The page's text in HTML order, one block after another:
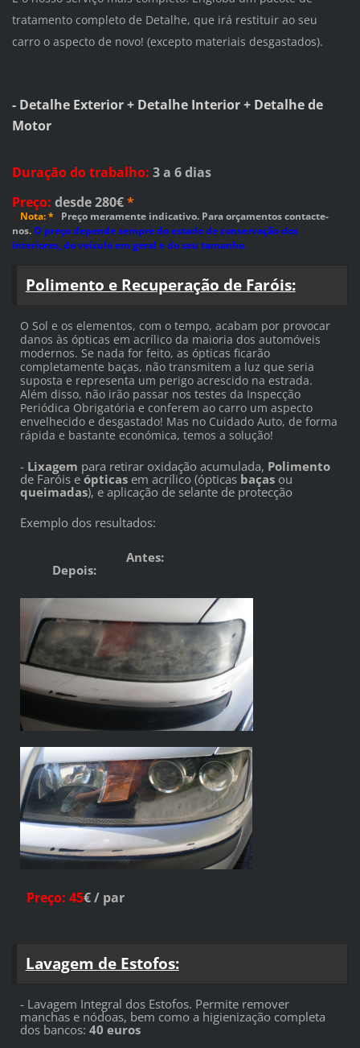
tratamento completo de Detalhe, que irá restituir ao seu
carro o aspecto de novo! (excepto materiais desgastados).
- Detalhe Exterior + Detalhe Interior + Detalhe de
Motor
Duração do trabalho: 3 a 6 dias
Preço: desde 280€*
Nota: *
Preço meramente indicativo. Para orçamentos contacte-
nos.O preço depende sempre do estado de conservação dos
interiores, do veículo em geral e do seu tamanho.
Polimento e Recuperação de Faróis:
O Sol e os elementos, com o tempo, acabam por provocar
danos às ópticas em acrílico da maioria dos automóveis
modernos. Se nada for feito, as ópticas ficarão
completamente baças, não transmitem a luz que seria
suposta e representa um perigo acrescido na estrada.
Além disso, não irão passar nos testes da Inspecção
Periódica Obrigatória e conferem ao carro um aspecto
envelhecido e desgastado! Mas no Cuidado Auto, de forma
rápida e bastante económica, temos a solução!
- Lixagem para retirar oxidação acumulada, Polimento
de Faróis eópticasem acrílico (ópticas baças ou
queimadas), e aplicação de selante de protecção
Exemplo dos resultados:
Antes:
Depois:
Preço: 45€ / par
Lavagem de Estofos:
- Lavagem Integral dos Estofos. Permite remover
manchas e nódoas, bem como a higienização completa
dos bancos: 40 euros